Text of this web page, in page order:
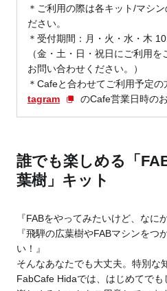
＊ご利用の際は各キット/マシ
ださい。
＊受付期間：月・火・水・木
（金・土・日・祝日にご利用を
お問い合わせください。）
＊Cafeと合わせてご利用予定
tagram
のCafe営業日時の
誰でも楽しめる「
葉樹」キット
『FABをやってみたいけど、なに
『飛騨の広葉樹やFABマシンをつ
い！』
そんなあなたでも大丈夫。特別な
FabCafe Hidaでは、はじめてで